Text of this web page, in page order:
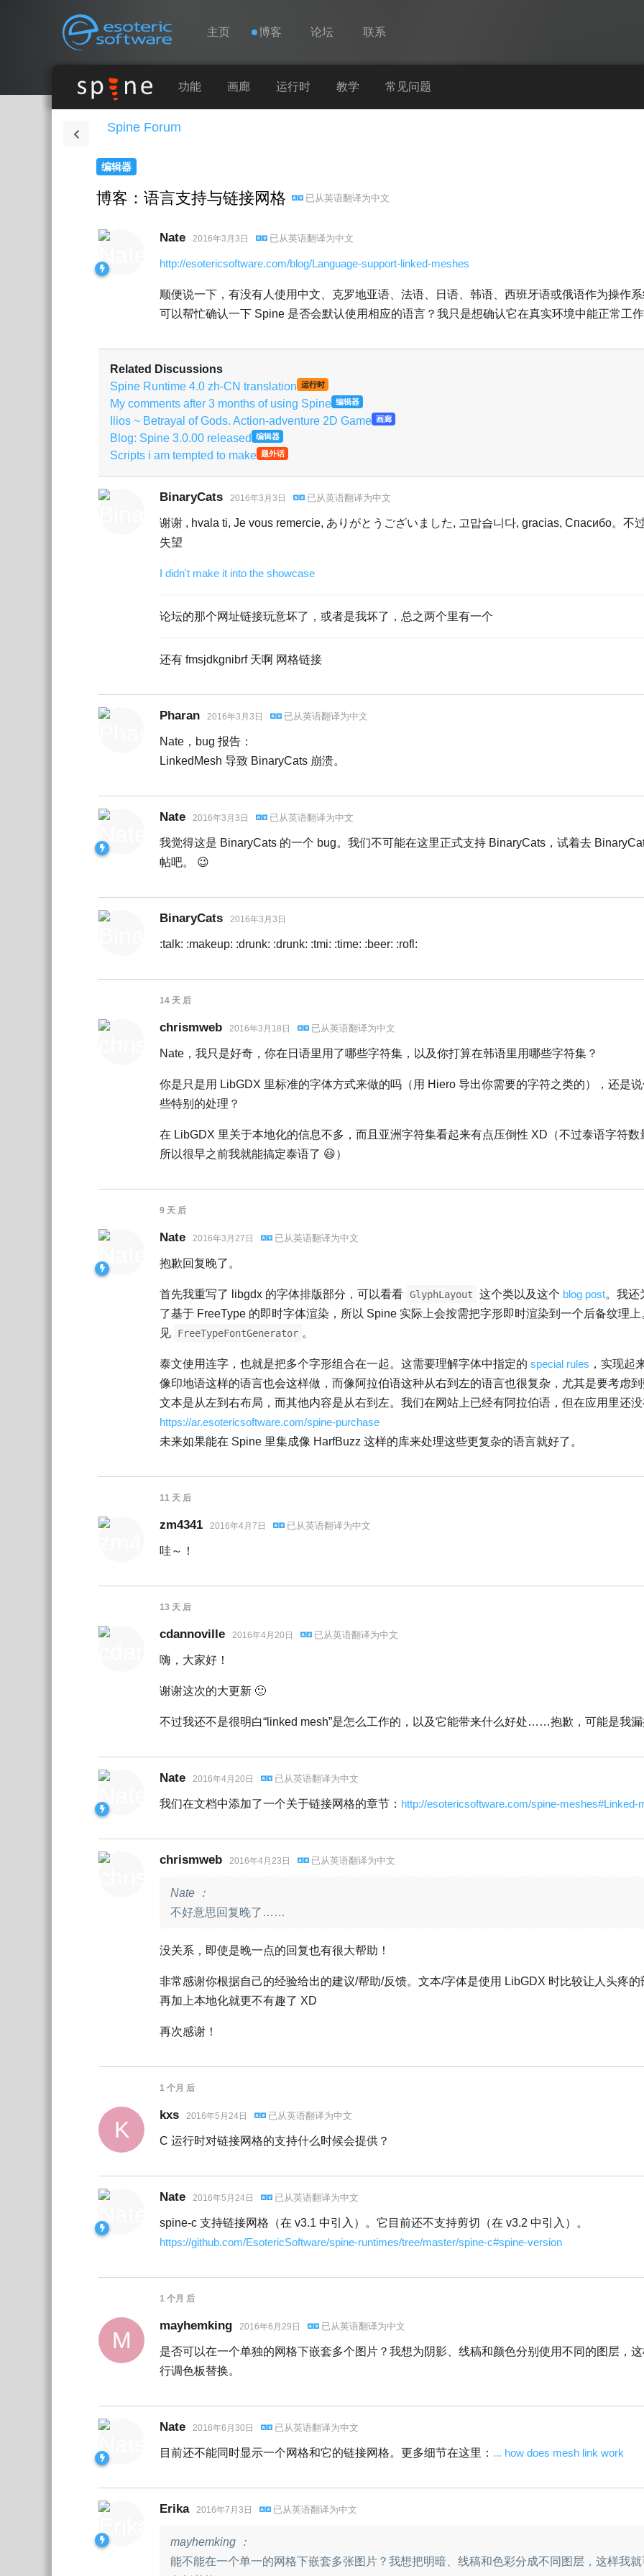
Esoteric Software
导航 主页 博客 论坛 联系
Spine
马上试用
采购
功能 画廊 运行时 教学 常见问题
Spine Forum
编辑器
博客：语言支持与链接网格 已从英语翻译为中文
Nate 2016年3月3日 已从英语翻译为中文
http://esotericsoftware.com/blog/Language-support-linked-meshes
顺便说一下，有没有人使用中文、克罗地亚语、法语、日语、韩语、西班牙语或俄语作为操作系
可以帮忙确认一下 Spine 是否会默认使用相应的语言？我只是想确认它在真实环境中能正常工
Related Discussions
Spine Runtime 4.0 zh-CN translation 运行时
My comments after 3 months of using Spine 编辑器
Ilios ~ Betrayal of Gods. Action-adventure 2D Game 画廊
Blog: Spine 3.0.00 released 编辑器
Scripts i am tempted to make 题外话
BinaryCats 2016年3月3日 已从英语翻译为中文
谢谢 , hvala ti, Je vous remercie, ありがとうございました, 고맙습니다, gracias, Спасибо。不
失望
I didn't make it into the showcase
论坛的那个网址链接玩意坏了，或者是我坏了，总之两个里有一个
还有 fmsjdkgnibrf 天啊 网格链接
Pharan 2016年3月3日 已从英语翻译为中文
Nate，bug 报告：
LinkedMesh 导致 BinaryCats 崩溃。
Nate 2016年3月3日 已从英语翻译为中文
我觉得这是 BinaryCats 的一个 bug。我们不可能在这里正式支持 BinaryCats，试着去
帖吧。 😉
BinaryCats 2016年3月3日
:talk: :makeup: :drunk: :drunk: :tmi: :time: :beer: :rofl:
14 天 后
chrismweb 2016年3月18日 已从英语翻译为中文
Nate，我只是好奇，你在日语里用了哪些字符集，以及你打算在韩语里用哪些字符集？
你是只是用 LibGDX 里标准的字体方式来做的吗（用 Hiero 导出你需要的字符之类的），还是
些特别的处理？
在 LibGDX 里关于本地化的信息不多，而且亚洲字符集看起来有点压倒性 XD（不过泰语字符数
所以很早之前我就能搞定泰语了 😃）
9 天 后
Nate 2016年3月27日 已从英语翻译为中文
抱歉回复晚了。
首先我重写了 libgdx 的字体排版部分，可以看看 GlyphLayout 这个类以及这个 blog post。我还
了基于 FreeType 的即时字体渲染，所以 Spine 实际上会按需把字形即时渲染到一个后备纹理上
见
FreeTypeFontGenerator 。
泰文使用连字，也就是把多个字形组合在一起。这需要理解字体中指定的 special rules ，实现起
像印地语这样的语言也会这样做，而像阿拉伯语这种从右到左的语言也很复杂，尤其是要考虑
文本是从左到右布局，而其他内容是从右到左。我们在网站上已经有阿拉伯语，但在应用里还没
https://ar.esotericsoftware.com/spine-purchase
未来如果能在 Spine 里集成像 HarfBuzz 这样的库来处理这些更复杂的语言就好了。
11 天 后
zm4341 2016年4月7日 已从英语翻译为中文
哇～！
13 天 后
cdannoville 2016年4月20日 已从英语翻译为中文
嗨，大家好！
谢谢这次的大更新 🙂
不过我还不是很明白“linked mesh”是怎么工作的，以及它能带来什么好处……抱歉，可能是我漏
Nate 2016年4月20日 已从英语翻译为中文
我们在文档中添加了一个关于链接网格的章节： http://esotericsoftware.com/spine-meshes#Linked-
chrismweb 2016年4月23日 已从英语翻译为中文
Nate ：
不好意思回复晚了……
没关系，即使是晚一点的回复也有很大帮助！
非常感谢你根据自己的经验给出的建议/帮助/反馈。文本/字体是使用 LibGDX 时比较让人头疼的
再加上本地化就更不有趣了 XD
再次感谢！
1 个月 后
K
kxs 2016年5月24日 已从英语翻译为中文
C 运行时对链接网格的支持什么时候会提供？
Nate 2016年5月24日 已从英语翻译为中文
spine-c 支持链接网格（在 v3.1 中引入）。它目前还不支持剪切（在 v3.2 中引入）。
https://github.com/EsotericSoftware/spine-runtimes/tree/master/spine-c#spine-version
1 个月 后
M
mayhemking 2016年6月29日 已从英语翻译为中文
是否可以在一个单独的网格下嵌套多个图片？我想为阴影、线稿和颜色分别使用不同的图层，
行调色板替换。
Nate 2016年6月30日 已从英语翻译为中文
目前还不能同时显示一个网格和它的链接网格。更多细节在这里： ... how does mesh link work
Erika 2016年7月3日 已从英语翻译为中文
mayhemking ：
能不能在一个单一的网格下嵌套多张图片？我想把明暗、线稿和色彩分成不同图层，这样我就